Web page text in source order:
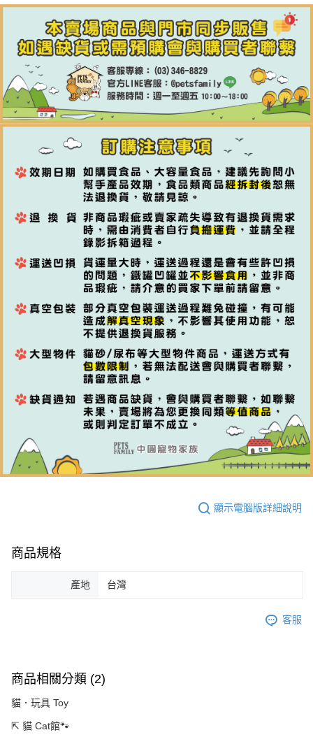
顯示電腦版詳細說明
商品規格
產地 台灣
客服
商品相關分類 (2)
貓．玩具 Toy
⇱ 貓 Cat館🐾